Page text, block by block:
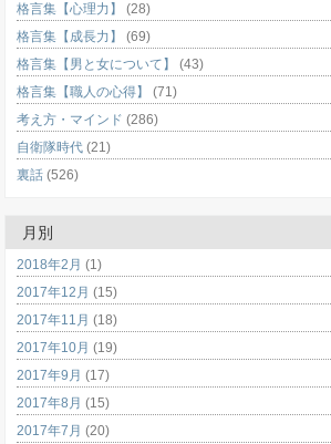
格言集【心理力】
(28)
格言集【成長力】
(69)
格言集【男と女について】
(43)
格言集【職人の心得】
(71)
考え方・マインド (286)
自衛隊時代 (21)
裏話 (526)
月別
2018年2月 (1)
2017年12月 (15)
2017年11月 (18)
2017年10月 (19)
2017年9月 (17)
2017年8月 (15)
2017年7月 (20)